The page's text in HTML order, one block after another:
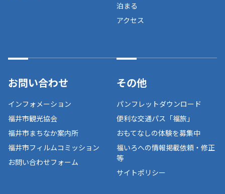
泊まる
アクセス
お問い合わせ
インフォメーション
福井市観光協会
福井市まちなか案内所
福井市フィルムコミッション
お問い合わせフォーム
その他
パンフレットダウンロード
便利な交通パス「福旅」
おもてなしの体験を募集中
福いろへの情報掲載依頼・修正
等
サイトポリシー